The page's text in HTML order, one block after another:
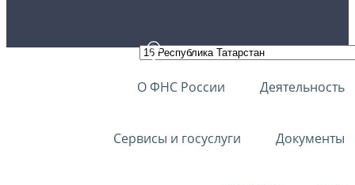
О ФНС России Деятельность
Сервисы и госуслуги Документы